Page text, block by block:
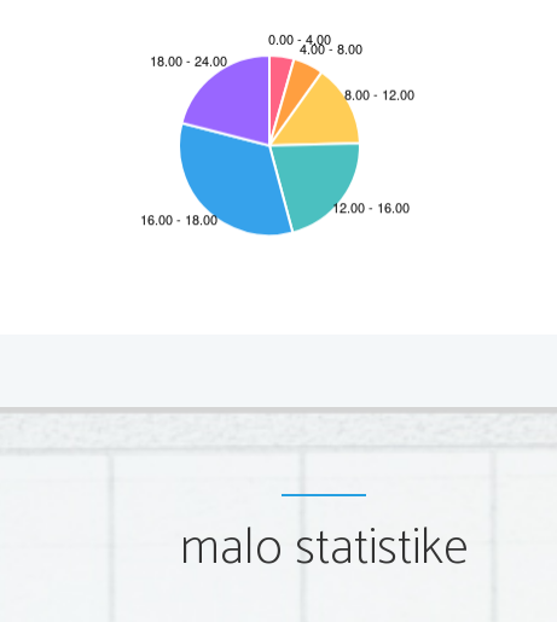
grozi sodišče (Marija Smrekarica z
zato jo mora po pogodbi vzeti za ženo,
ne boji. Situacijska komika je zgrajena
okoli   Nežke,   županove   Jerice   in   celo
malo statistike